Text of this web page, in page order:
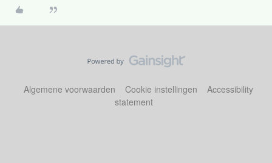
Algemene voorwaarden Cookie instellingen
Accessibility
statement